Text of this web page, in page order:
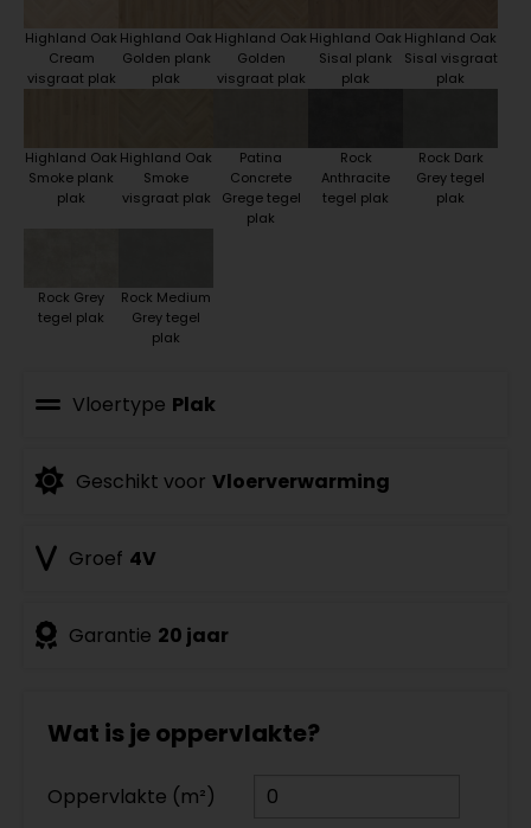
Highland Oak
Cream
visgraat plak
Highland Oak
Golden plank
plak
Highland Oak
Golden
visgraat plak
Highland Oak
Sisal plank
plak
Highland Oak
Sisal visgraat
plak
Highland Oak
Smoke plank
plak
Highland Oak
Smoke
visgraat plak
Patina
Concrete
Grege tegel
plak
Rock
Anthracite
tegel plak
Rock Dark
Grey tegel
plak
Rock Grey
tegel plak
Rock Medium
Grey tegel
plak
Vloertype Plak
Geschikt voor Vloerverwarming
Groef 4V
Garantie 20 jaar
Wat is je oppervlakte?
Oppervlakte (m²)